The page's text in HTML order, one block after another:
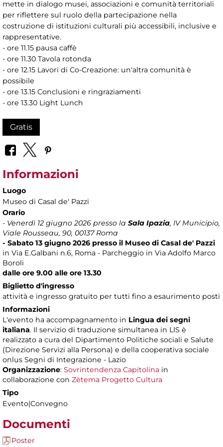
mette in dialogo musei, associazioni e comunità territoriali
per riflettere sul ruolo della partecipazione nella
costruzione di istituzioni culturali più accessibili, inclusive e
rappresentative.
- ore 11.15 pausa caffè
- ore 11.30 Tavola rotonda
- ore 12.15 Lavori di Co-Creazione: un'altra comunità è
possibile
- ore 13.15 Conclusioni e ringraziamenti
- ore 13.30 Light Lunch
Gratis
Informazioni
Luogo
Museo di Casal de' Pazzi
Orario
- Venerdì 12 giugno 2026 presso la Sala Ipazia, IV Municipio,
Viale Rousseau, 90, 00137 Roma
- Sabato 13 giugno 2026 presso il Museo di Casal de' Pazzi
in Via E.Galbani n.6, Roma - Parcheggio in Via Adolfo Marco
Boroli
dalle ore 9.00 alle ore 13.30
Biglietto d'ingresso
attività e ingresso gratuito per tutti fino a esaurimento posti
Informazioni
L'evento ha accompagnamento in Lingua dei segni
italiana. Il servizio di traduzione simultanea in LIS è
realizzato a cura del Dipartimento Politiche sociali e Salute
(Direzione Servizi alla Persona) e della cooperativa sociale
onlus Segni di Integrazione - Lazio
Organizzazione: Sovrintendenza Capitolina in
collaborazione con Zètema Progetto Cultura
Tipo
Evento|Convegno
Documenti
Poster